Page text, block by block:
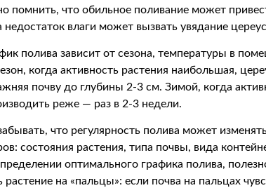
помнить, что обильное поливание может
недостаток влаги может вызвать увядание
полива зависит от сезона, температуры в
когда активность растения наибольшая,
почву до глубины 2-3 см. Зимой, когда
реже — раз в 2-3 недели.
что регулярность полива может
состояния растения, типа почвы, вида
оптимального графика полива,
на «пальцы»: если почва на пальцах